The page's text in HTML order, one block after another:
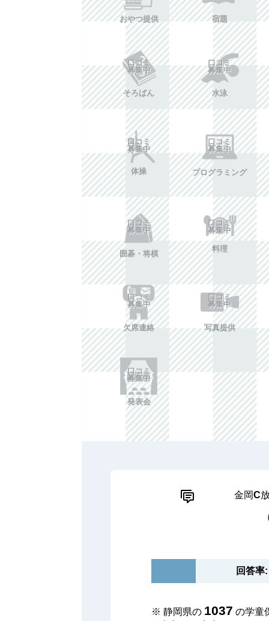
おやつ提供 宿題
口コミ
募集中
そろばん
口コミ
募集中
水泳
口コミ
募集中
体操
口コミ
募集中
プログラミング
口コミ
募集中
囲碁・将棋
口コミ
募集中
料理
口コミ
募集中
欠席連絡
口コミ
募集中
写真提供
口コミ
募集中
発表会
金岡C
回答率
※ 静岡県の 1037 の学童